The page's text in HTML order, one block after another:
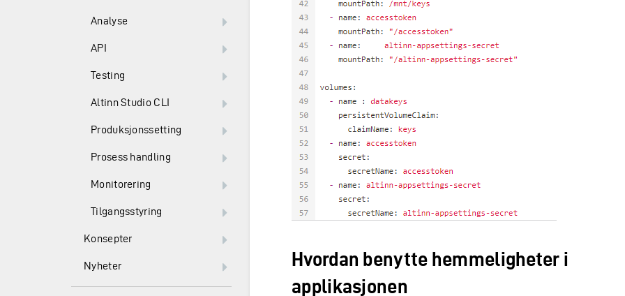
Analyse
API
Testing
Altinn Studio CLI
Produksjonssetting
Prosess handling
Monitorering
Tilgangsstyring
Konsepter
Nyheter
Hvordan benytte hemmeligheter i
applikasjonen